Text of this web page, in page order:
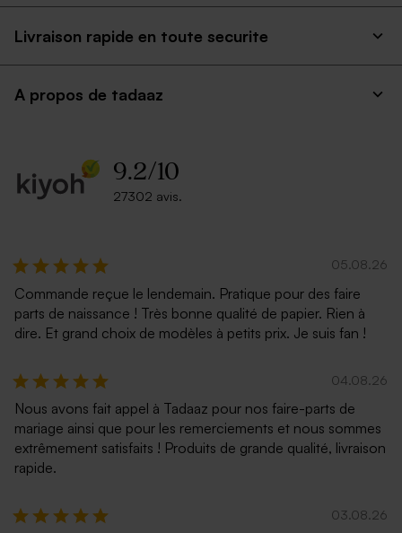
Livraison rapide en toute securite
A propos de tadaaz
9.2/10
27302 avis.
05.08.26
Commande reçue le lendemain. Pratique pour des faire
parts de naissance ! Très bonne qualité de papier. Rien à
dire. Et grand choix de modèles à petits prix. Je suis fan !
04.08.26
Nous avons fait appel à Tadaaz pour nos faire-parts de
mariage ainsi que pour les remerciements et nous sommes
extrêmement satisfaits ! Produits de grande qualité, livraison
rapide.
03.08.26